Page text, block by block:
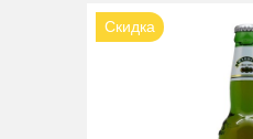
Скидка